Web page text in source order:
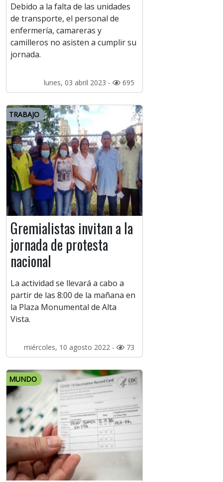
Debido a la falta de las unidades
de transporte, el personal de
enfermería, camareras y
camilleros no asisten a cumplir su
jornada.
lunes, 03 abril 2023 - 695
TRABAJO
Gremialistas invitan a la
jornada de protesta
nacional
La actividad se llevará a cabo a
partir de las 8:00 de la mañana en
la Plaza Monumental de Alta
Vista.
miércoles, 10 agosto 2022 - 73
MUNDO